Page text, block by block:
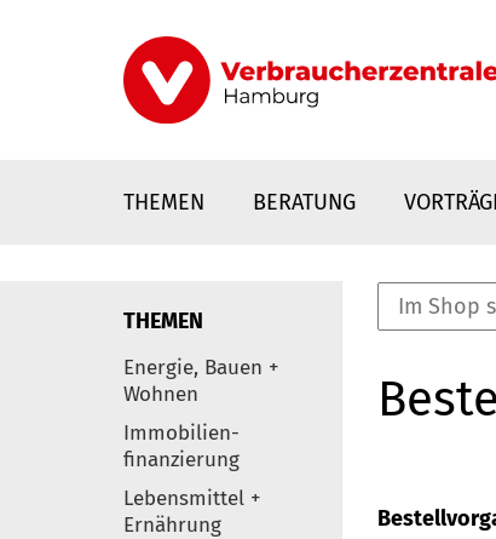
THEMEN BERATUNG
Elemente
THEMEN
Energie, Bauen +
Wohnen
Immobilien-
finanzierung
Lebensmittel +
Ernährung